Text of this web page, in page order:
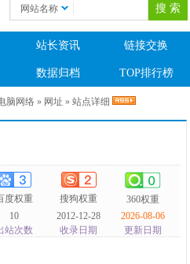
网站名称
站长资讯 链接交换
数据归档 TOP排行榜
脑网络 » 网址 » 站点详细
度权重 搜狗权重
360权重
10
站次数
2012-12-28
收录日期
2026-08-06
更新日期